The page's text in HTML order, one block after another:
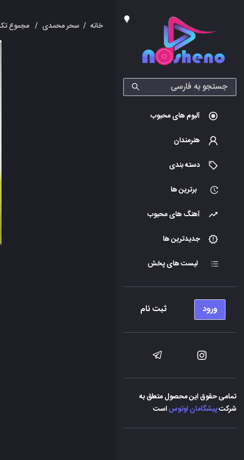
آلبوم های محبوب
هنرمندان
دسته بندی
برترین ها
آهنگ های محبوب
جدیدترین ها
لیست های پخش
ورود ثبت نام
تمامی حقوق این محصول متعلق به
شرکتپیشگامان لوتوساست
خانه / سحر محمدی / مجموع